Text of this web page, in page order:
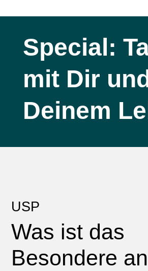
Special:
mit Dir
Deinem
USP
Was ist das
Besondere an